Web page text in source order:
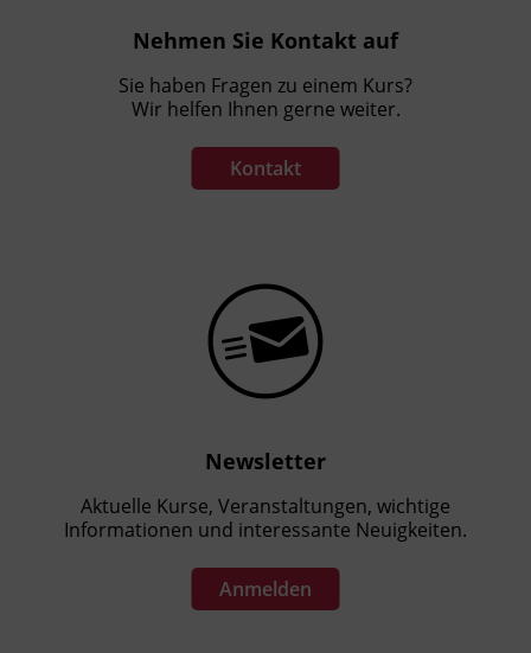
Nehmen Sie Kontakt auf
Sie haben Fragen zu einem Kurs?
Wir helfen Ihnen gerne weiter.
Kontakt
Newsletter
Aktuelle Kurse, Veranstaltungen, wichtige
Informationen und interessante Neuigkeiten.
Anmelden